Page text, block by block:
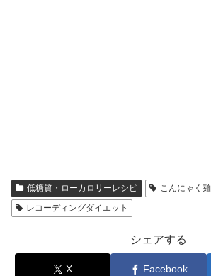
低糖質・ローカロリーレシピ
こんにゃく麺
レコーディングダイエット
シェアする
X Facebook